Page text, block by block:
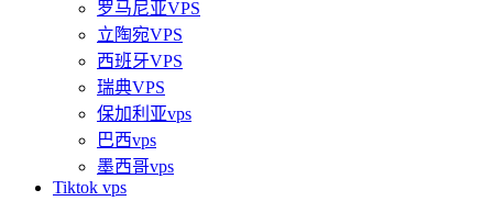
罗马尼亚VPS
立陶宛VPS
西班牙VPS
瑞典VPS
保加利亚vps
巴西vps
墨西哥vps
Tiktok vps